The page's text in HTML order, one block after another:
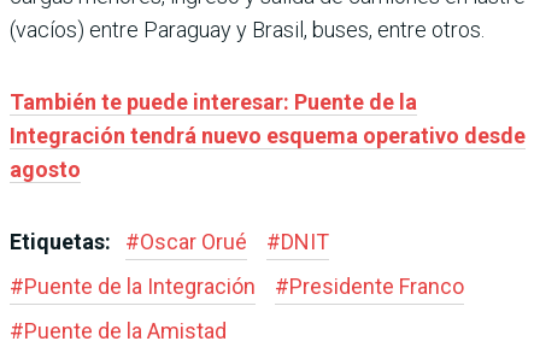
(vacíos) entre Paraguay y Brasil, buses, entre otros.
También te puede interesar: Puente de la
Integración tendrá nuevo esquema operativo desde
agosto
Etiquetas: #Oscar Orué #DNIT
#Puente de la Integración #Presidente Franco
#Puente de la Amistad